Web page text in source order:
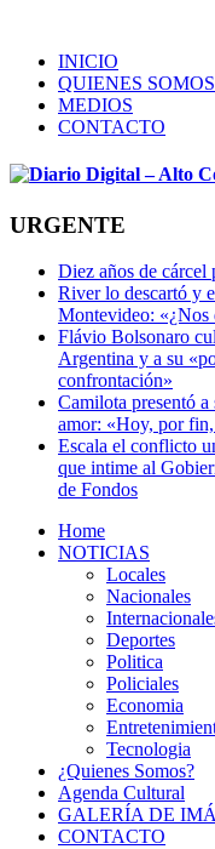
INICIO
QUIENES
MEDIOS
CONTACTO
URGENTE
Diez años de cárcel
River lo descartó y
Montevideo: «¿Nos
Flávio Bolsonaro
Argentina y a su
confrontación»
Camilota presentó
amor: «Hoy, por fin,
Escala el conflicto
que intime al
de Fondos
Home
NOTICIAS
Locales
Nacionales
Deportes
Politica
Policiales
Economia
Tecnologia
¿Quienes Somos?
Agenda Cultural
GALERÍA DE
CONTACTO